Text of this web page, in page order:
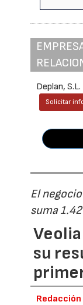
Deplan, S.L.
Solicitar
El
suma
su